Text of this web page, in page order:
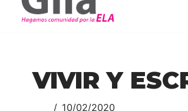
VIVIR Y
10/02/2020